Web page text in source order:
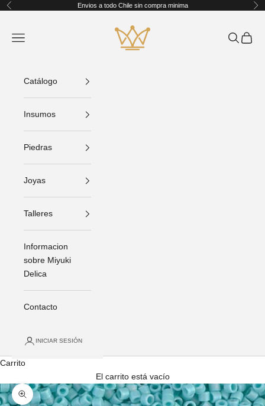
Ir al contenido
Anterior Envios a todo Chile sin compra minima
King Crafts
Abrir menú de navegación
AbrirAbrir
Catálogo
Insumos
Piedras
Joyas
Talleres
Informacion
sobre Miyuki
Delica
Contacto
INICIAR SESIÓN
Carrito
El carrito está vacío
Zoom